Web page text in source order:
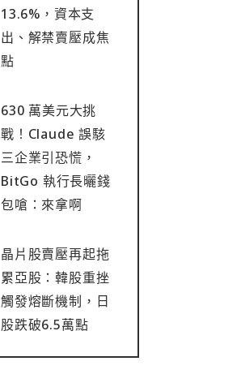
13.6%，資本支
出、解禁賣壓成焦
點
630 萬美元大挑
戰！Claude 誤駭
三企業引恐慌，
BitGo 執行長曬錢
包嗆：來拿啊
晶片股賣壓再起拖
累亞股：韓股重挫
觸發熔斷機制，日
股跌破6.5萬點